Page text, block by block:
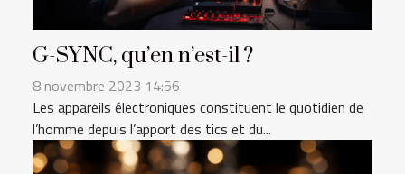
G-SYNC, qu’en n’est-il ?
8 novembre 2023 14:56
Les appareils électroniques constituent le quotidien de
l’homme depuis l’apport des tics et du...